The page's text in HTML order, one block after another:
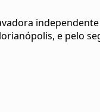
e pelo